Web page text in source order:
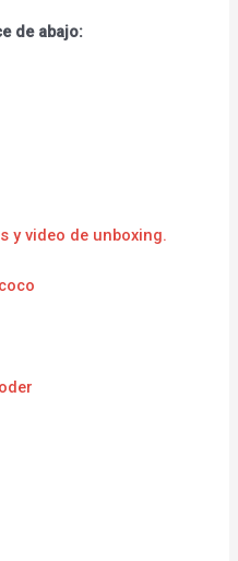
de abajo:
y video de unboxing.